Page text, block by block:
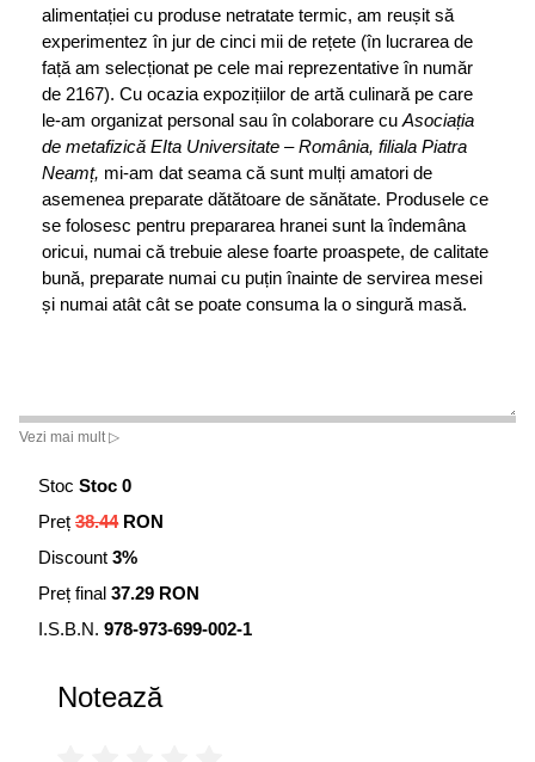
alimentației cu produse netratate termic, am reușit să
experimentez în jur de cinci mii de rețete (în lucrarea de
față am selecționat pe cele mai reprezentative în număr
de 2167). Cu ocazia expozițiilor de artă culinară pe care
le-am organizat personal sau în colaborare cu Asociația
de metafizică EIta Universitate – România, filiala Piatra
Neamț, mi-am dat seama că sunt mulți amatori de
asemenea preparate dătătoare de sănătate. Produsele ce
se folosesc pentru prepararea hranei sunt la îndemâna
oricui, numai că trebuie alese foarte proaspete, de calitate
bună, preparate numai cu puțin înainte de servirea mesei
și numai atât cât se poate consuma la o singură masă.
Vezi mai mult ▷
Stoc Stoc 0
Preț 38.44RON
Discount 3%
Preț final 37.29 RON
I.S.B.N. 978-973-699-002-1
Notează